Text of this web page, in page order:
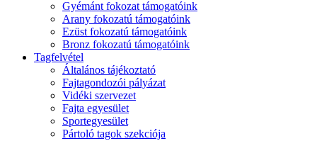
Gyémánt fokozat támogatóink
Arany fokozatú támogatóink
Ezüst fokozatú támogatóink
Bronz fokozatú támogatóink
Tagfelvétel
Általános tájékoztató
Fajtagondozói pályázat
Vidéki szervezet
Fajta egyesület
Sportegyesület
Pártoló tagok szekciója